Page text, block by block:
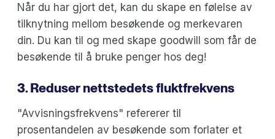
Når du har gjort det, kan du skape en følelse av
tilknytning mellom besøkende og merkevaren
din. Du kan til og med skape goodwill som får de
besøkende til å bruke penger hos deg!
3. Reduser nettstedets fluktfrekvens
"Avvisningsfrekvens" refererer til
prosentandelen av besøkende som forlater et